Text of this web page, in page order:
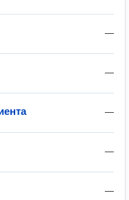
—
—
—
—
—